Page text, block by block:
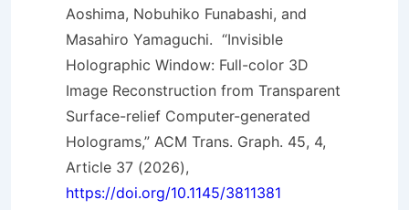
Aoshima, Nobuhiko Funabashi, and
Masahiro Yamaguchi. “Invisible
Holographic Window: Full-color 3D
Image Reconstruction from Transparent
Surface-relief Computer-generated
Holograms,” ACM Trans. Graph. 45, 4,
Article 37 (2026),
https://doi.org/10.1145/3811381